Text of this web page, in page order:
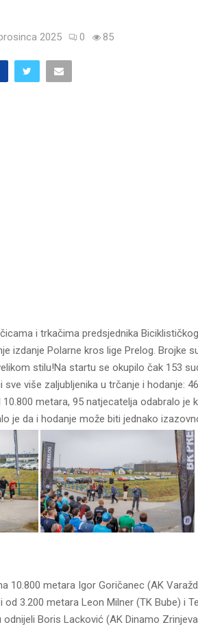
2025 0 85
i trkačima predsjednika
izdanje Polarne kros lige Prelog. Brojke
stilu!Na startu se okupilo čak 153
sve više zaljubljenika u trčanje i hodanje:
metara, 95 natjecatelja odabralo je
je da i hodanje može biti jednako
10.800 metara Igor Goričanec (AK
3.200 metara Leon Milner (TK Bube) i
Boris Lacković (AK Dinamo